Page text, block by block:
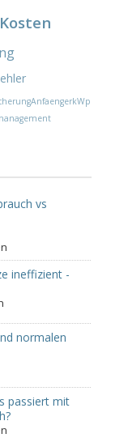
AnfaengerkWp
vs
ineffizient -
normalen
passiert mit